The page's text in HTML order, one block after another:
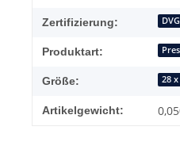
Zertifizierung:
Produktart:
Größe: 28
Artikelgewicht: